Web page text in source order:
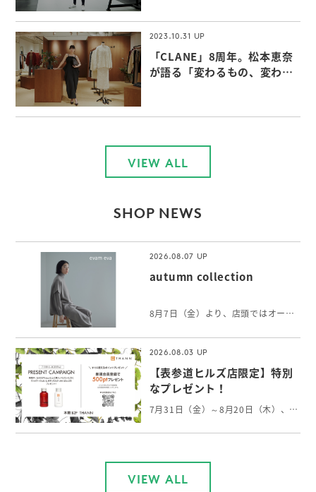
2023.10.31
「CLANE」8周年。松本恵奈
が語る「変わるもの、変わら
VIEW ALL
SHOP NEWS
2026.08.07
autumn collection
8月7日（金）より、店頭ではオータムコレクションをご覧いただけます。 軽やかに纏えるウールのニットや、身体をやさしく包むリネンカシミヤのストールなど初秋に向けて、心身にそっと寄り添うアイテムが揃います。
2026.08.03
【表参道ヒルズ店限定】特別
なプレゼント！
7月31日（金）～8月20日（木）、表参道ヒルズのメインエントランスにてTHANNのプロダクトを展示しております。 THANNの世界観を感じていただける特別な空間となっております。 展示期間中、表参道ヒルズ店で￥8,000以上ご購入いただいた方には 「シャワージェル・ボディミルクAW 各60mlセット」をプレゼントいたします。 THANN表参道ヒルズ店限定の特別キャンペーンになります。 皆様のご来店を心よりお待ちしております。 ※詳しくは店舗までお問い合わせください。 本館B2／THANN
VIEW ALL